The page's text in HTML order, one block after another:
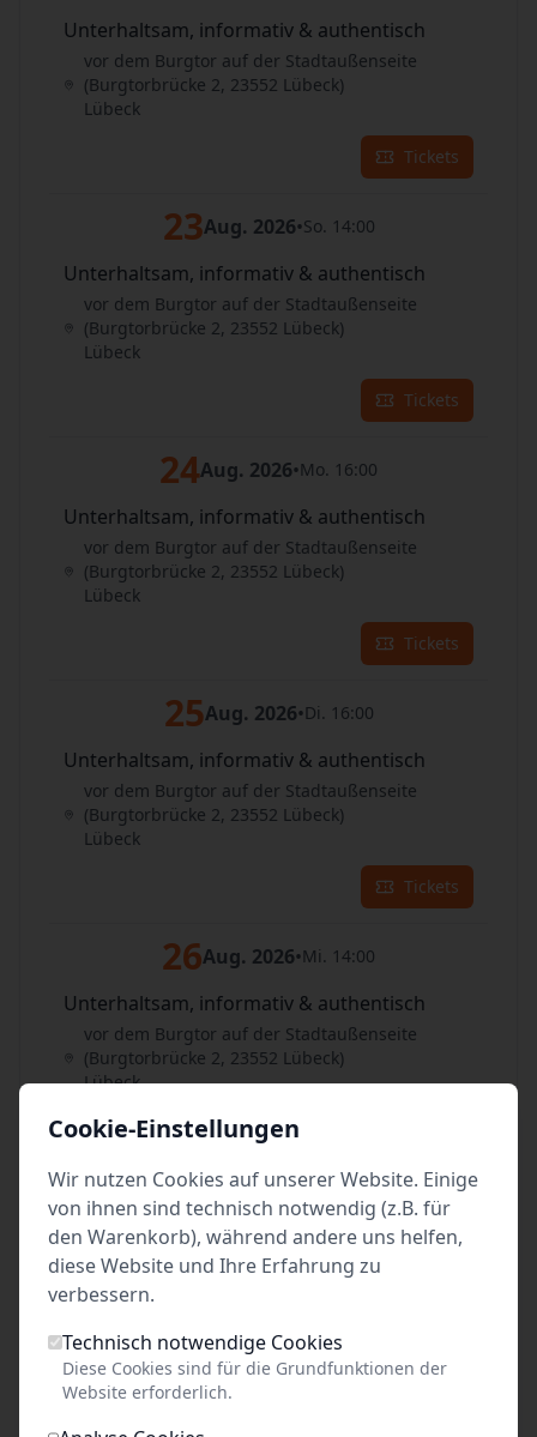
Unterhaltsam, informativ & authentisch
vor dem Burgtor auf der Stadtaußenseite
(Burgtorbrücke 2, 23552 Lübeck)
Lübeck
Tickets
23Aug. 2026•So. 14:00
Unterhaltsam, informativ & authentisch
vor dem Burgtor auf der Stadtaußenseite
(Burgtorbrücke 2, 23552 Lübeck)
Lübeck
Tickets
24Aug. 2026•Mo. 16:00
Unterhaltsam, informativ & authentisch
vor dem Burgtor auf der Stadtaußenseite
(Burgtorbrücke 2, 23552 Lübeck)
Lübeck
Tickets
25Aug. 2026•Di. 16:00
Unterhaltsam, informativ & authentisch
vor dem Burgtor auf der Stadtaußenseite
(Burgtorbrücke 2, 23552 Lübeck)
Lübeck
Tickets
26Aug. 2026•Mi. 14:00
Unterhaltsam, informativ & authentisch
vor dem Burgtor auf der Stadtaußenseite
(Burgtorbrücke 2, 23552 Lübeck)
Lübeck
27Aug. 2026•Do. 16:00
Unterhaltsam, informativ & authentisch
vor dem Burgtor auf der Stadtaußenseite
(Burgtorbrücke 2, 23552 Lübeck)
Tickets
Cookie-Einstellungen
Wir nutzen Cookies auf unserer Website. Einige
von ihnen sind technisch notwendig (z.B. für
den Warenkorb), während andere uns helfen,
diese Website und Ihre Erfahrung zu
verbessern.
Technisch notwendige Cookies
Diese Cookies sind für die Grundfunktionen der
Website erforderlich.